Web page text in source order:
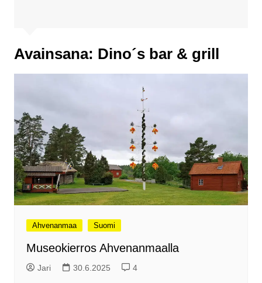
Avainsana: Dino´s bar & grill
Ahvenanmaa Suomi
Museokierros Ahvenanmaalla
Jari 30.6.2025 4